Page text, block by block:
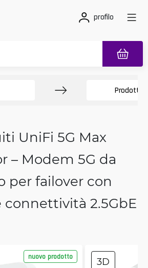
profilo
Prodotti
UniFi 5G Max
– Modem 5G da
per failover con
connettività 2.5GbE
nuovo prodotto 3D